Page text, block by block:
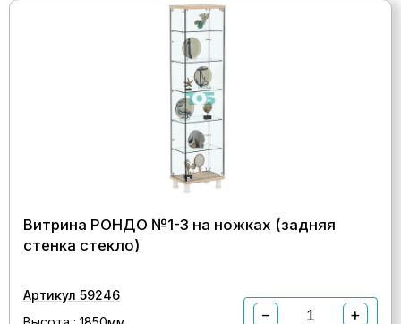
Витрина РОНДО №1-3 на ножках (задняя
стенка стекло)
Артикул 59246
− +